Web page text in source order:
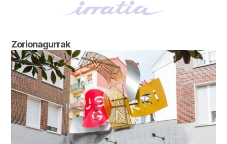
Zorionagurrak